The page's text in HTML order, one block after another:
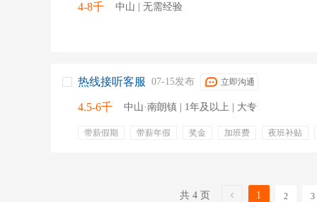
4-8千 中山 | 无需经验
热线接听客服 07-15发布 立即沟通
4.5-6千 中山·南朗镇 | 1年及以上 | 大专
带薪假期 带薪年假 奖金 加班费 夜班补贴
共 4 页 1 2 3